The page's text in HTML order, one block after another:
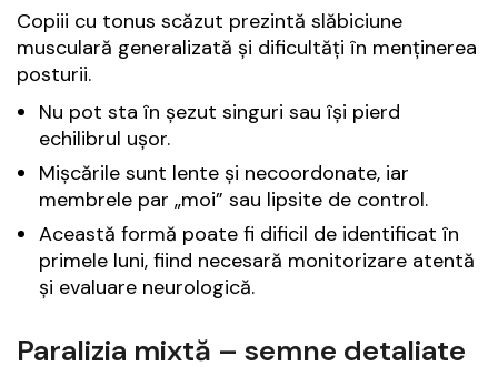
Copiii cu tonus scăzut prezintă slăbiciune
musculară generalizată și dificultăți în menținerea
posturii.
Nu pot sta în șezut singuri sau își pierd
echilibrul ușor.
Mișcările sunt lente și necoordonate, iar
membrele par „moi” sau lipsite de control.
Această formă poate fi dificil de identificat în
primele luni, fiind necesară monitorizare atentă
și evaluare neurologică.
Paralizia mixtă – semne detaliate